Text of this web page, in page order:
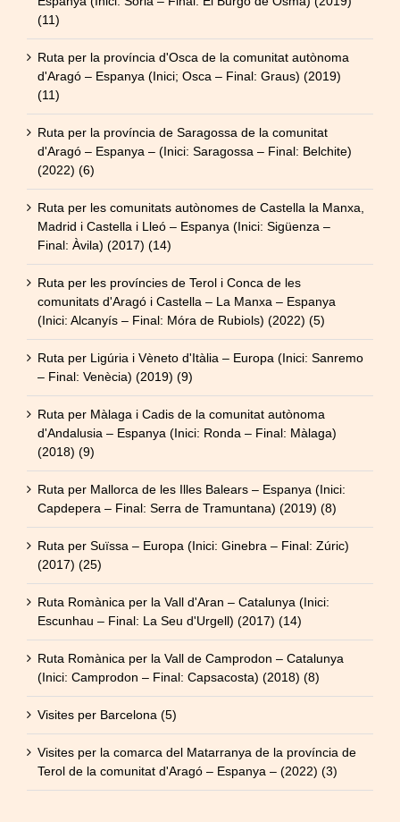
(11)
Ruta per la província d'Osca de la comunitat autònoma
d'Aragó – Espanya (Inici; Osca – Final: Graus) (2019)
(11)
Ruta per la província de Saragossa de la comunitat
d'Aragó – Espanya – (Inici: Saragossa – Final: Belchite)
(2022) (6)
Ruta per les comunitats autònomes de Castella la Manxa,
Madrid i Castella i Lleó – Espanya (Inici: Sigüenza –
Final: Àvila) (2017) (14)
Ruta per les províncies de Terol i Conca de les
comunitats d'Aragó i Castella – La Manxa – Espanya
(Inici: Alcanyís – Final: Móra de Rubiols) (2022) (5)
Ruta per Ligúria i Vèneto d'Itàlia – Europa (Inici: Sanremo
– Final: Venècia) (2019) (9)
Ruta per Màlaga i Cadis de la comunitat autònoma
d'Andalusia – Espanya (Inici: Ronda – Final: Màlaga)
(2018) (9)
Ruta per Mallorca de les Illes Balears – Espanya (Inici:
Capdepera – Final: Serra de Tramuntana) (2019) (8)
Ruta per Suïssa – Europa (Inici: Ginebra – Final: Zúric)
(2017) (25)
Ruta Romànica per la Vall d'Aran – Catalunya (Inici:
Escunhau – Final: La Seu d'Urgell) (2017) (14)
Ruta Romànica per la Vall de Camprodon – Catalunya
(Inici: Camprodon – Final: Capsacosta) (2018) (8)
Visites per Barcelona (5)
Visites per la comarca del Matarranya de la província de
Terol de la comunitat d'Aragó – Espanya – (2022) (3)